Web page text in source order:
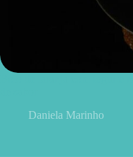
Daniela Marinho